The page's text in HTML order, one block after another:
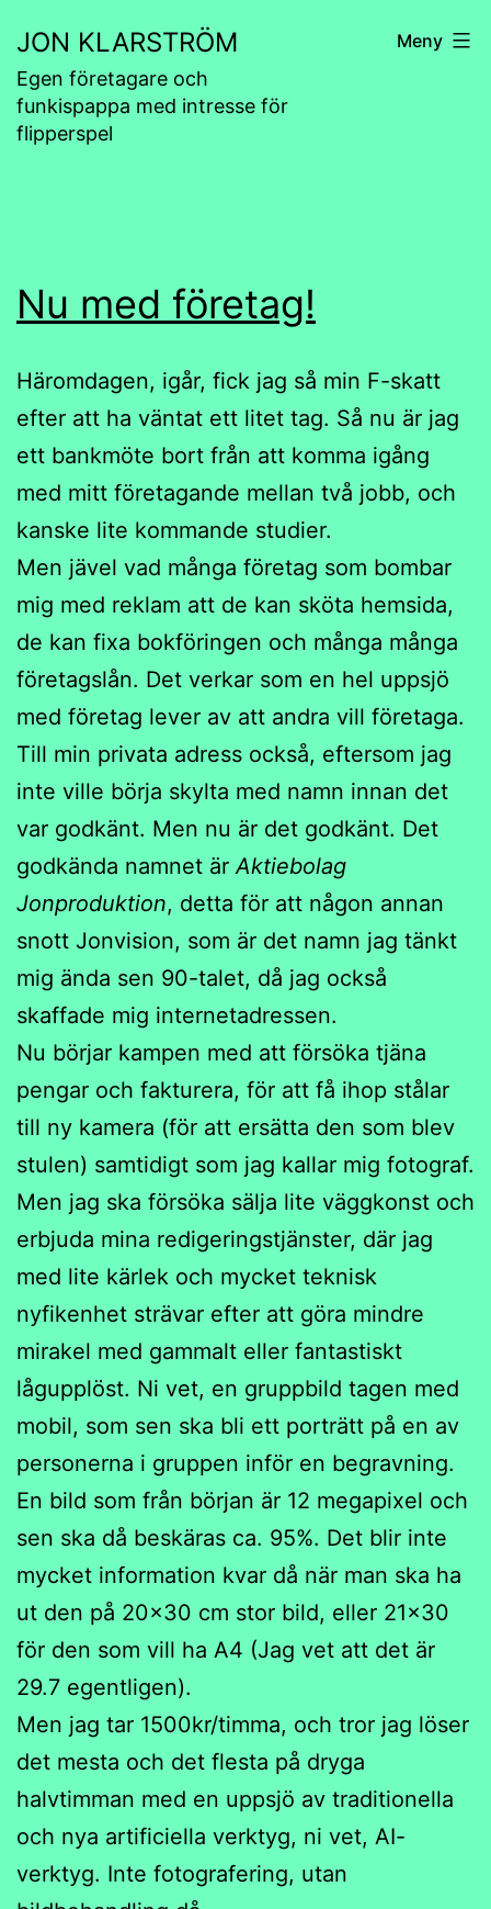
till
innehåll
JON KLARSTRÖM
Egen företagare och
funkispappa med intresse för
flipperspel
Meny
Nu med företag!
Häromdagen, igår, fick jag så min F-skatt
efter att ha väntat ett litet tag. Så nu är jag
ett bankmöte bort från att komma igång
med mitt företagande mellan två jobb, och
kanske lite kommande studier.
Men jävel vad många företag som bombar
mig med reklam att de kan sköta hemsida,
de kan fixa bokföringen och många många
företagslån. Det verkar som en hel uppsjö
med företag lever av att andra vill företaga.
Till min privata adress också, eftersom jag
inte ville börja skylta med namn innan det
var godkänt. Men nu är det godkänt. Det
godkända namnet är Aktiebolag
Jonproduktion, detta för att någon annan
snott Jonvision, som är det namn jag tänkt
mig ända sen 90-talet, då jag också
skaffade mig internetadressen.
Nu börjar kampen med att försöka tjäna
pengar och fakturera, för att få ihop stålar
till ny kamera (för att ersätta den som blev
stulen) samtidigt som jag kallar mig fotograf.
Men jag ska försöka sälja lite väggkonst och
erbjuda mina redigeringstjänster, där jag
med lite kärlek och mycket teknisk
nyfikenhet strävar efter att göra mindre
mirakel med gammalt eller fantastiskt
lågupplöst. Ni vet, en gruppbild tagen med
mobil, som sen ska bli ett porträtt på en av
personerna i gruppen inför en begravning.
En bild som från början är 12 megapixel och
sen ska då beskäras ca. 95%. Det blir inte
mycket information kvar då när man ska ha
ut den på 20×30 cm stor bild, eller 21×30
för den som vill ha A4 (Jag vet att det är
29.7 egentligen).
Men jag tar 1500kr/timma, och tror jag löser
det mesta och det flesta på dryga
halvtimman med en uppsjö av traditionella
och nya artificiella verktyg, ni vet, AI-
verktyg. Inte fotografering, utan